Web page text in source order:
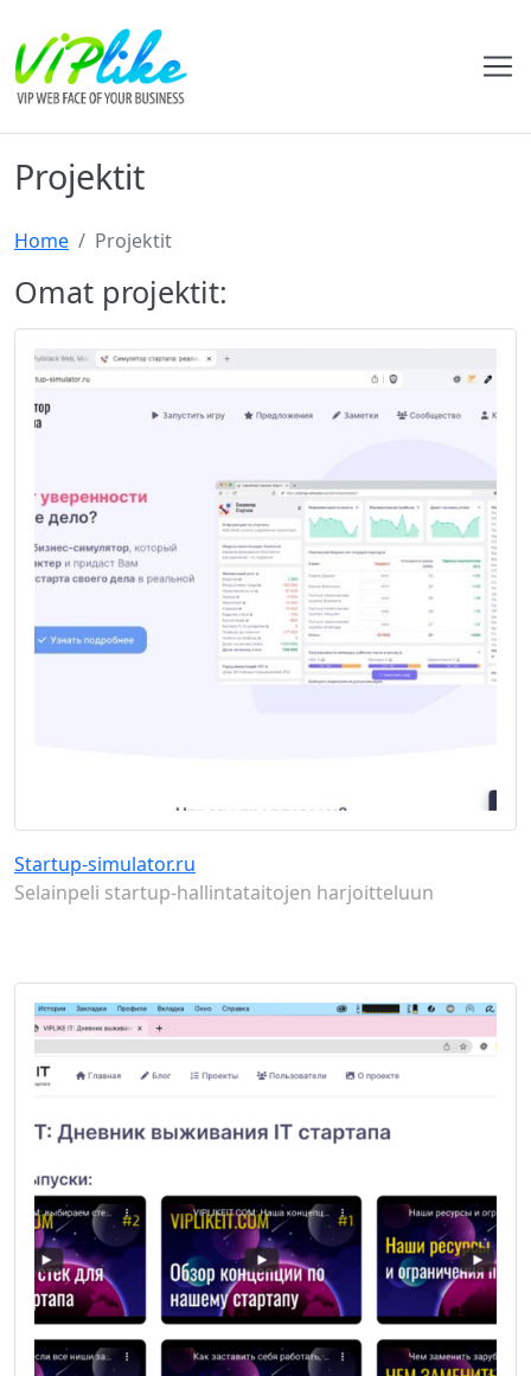
Projektit
Home Projektit
Omat projektit:
Startup-simulator.ru
Selainpeli startup-hallintataitojen harjoitteluun